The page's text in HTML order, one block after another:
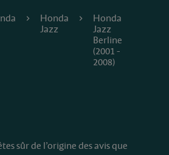
Honda
Jazz
Honda
Jazz
Berline
(2001 -
2008)
sûr de l’origine des avis que